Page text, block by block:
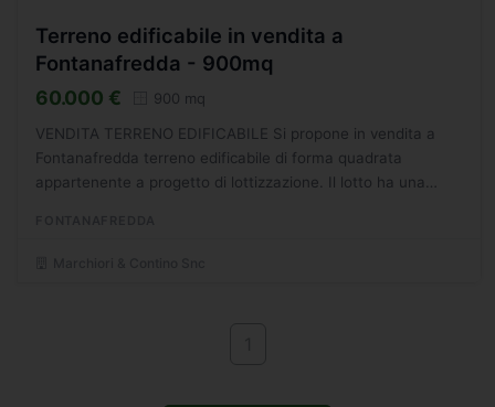
Terreno edificabile in vendita a
Fontanafredda - 900mq
60.000 € 900 mq
VENDITA TERRENO EDIFICABILE Si propone in vendita a
Fontanafredda terreno edificabile di forma quadrata
appartenente a progetto di lottizzazione. Il lotto ha una